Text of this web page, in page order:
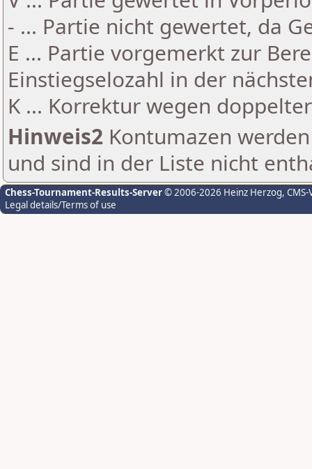
- ... Partie nicht gewertet, da
E ... Partie vorgemerkt zur
Einstiegselozahl in der
K ... Korrektur wegen
Hinweis2 Kontumazen
und sind in der Liste nicht
Chess-Tournament-Results-Server© 2006-2026 Heinz Herzog,
Legal details/Terms of use